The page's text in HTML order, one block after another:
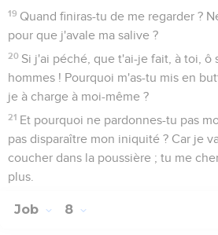
19 Quand finiras-tu de me regarder ?
pour que j'avale ma salive ?
20 Si j'ai péché, que t'ai-je fait, à toi, ô
hommes ! Pourquoi m'as-tu mis en
je à charge à moi-même ?
21 Et pourquoi ne pardonnes-tu pas
pas disparaître mon iniquité ? Car je
coucher dans la poussière ; tu me
plus.
Job 8